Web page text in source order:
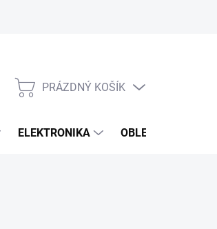
NÁKUPNÍ
PRÁZDNÝ KOŠÍK
ELEKTRONIKA OBLEČENÍ, OBUV